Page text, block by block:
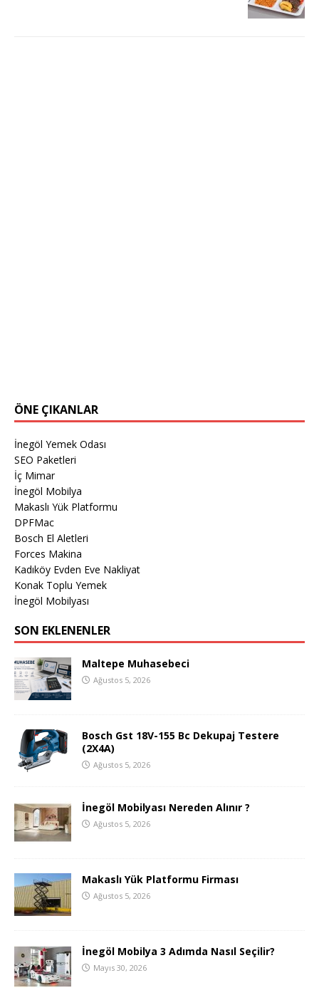
ÖNE ÇIKANLAR
İnegöl Yemek Odası
SEO Paketleri
İç Mimar
İnegöl Mobilya
Makaslı Yük Platformu
DPFMac
Bosch El Aletleri
Forces Makina
Kadıköy Evden Eve Nakliyat
Konak Toplu Yemek
İnegöl Mobilyası
SON EKLENENLER
Maltepe Muhasebeci
Ağustos 5, 2026
Bosch Gst 18V-155 Bc Dekupaj Testere
(2X4A)
Ağustos 5, 2026
İnegöl Mobilyası Nereden Alınır ?
Ağustos 5, 2026
Makaslı Yük Platformu Firması
Ağustos 5, 2026
İnegöl Mobilya 3 Adımda Nasıl Seçilir?
Mayıs 30, 2026